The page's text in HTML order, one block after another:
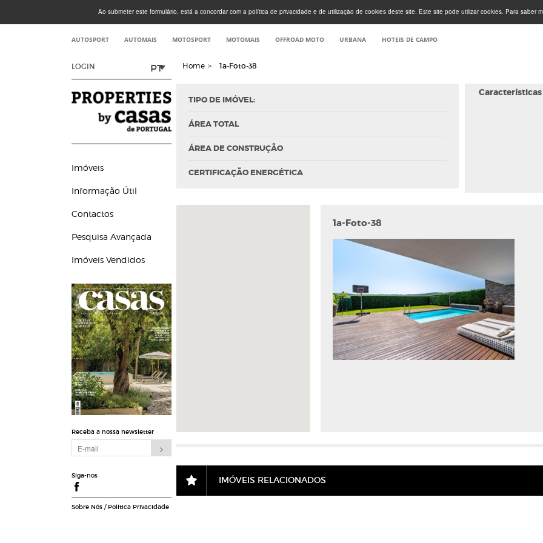
Ao submeter este formulário, está a concordar com a política de privacidade e de utilização de cookies deste site. Este site pode utilizar cookies. Para saber
AUTOSPORT AUTOMAIS MOTOSPORT MOTOMAIS OFFROAD MOTO URBANA HOTEIS DE CAMPO
LOGIN PT
Imóveis
Informação Útil
Contactos
Pesquisa Avançada
Imóveis Vendidos
Receba a nossa newsletter
Siga-nos
Sobre Nós/ Política Privacidade
Home > 1a-Foto-38
TIPO DE IMÓVEL:
ÁREA TOTAL
ÁREA DE CONSTRUÇÃO
CERTIFICAÇÃO ENERGÉTICA
Características
1a-Foto-38
IMÓVEIS RELACIONADOS